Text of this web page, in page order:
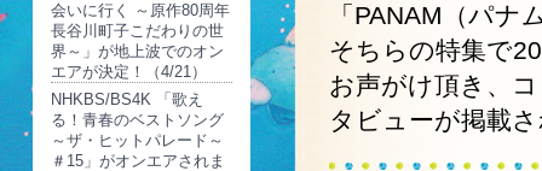
会いに行く ～原作80周年
長谷川町子こだわりの世
界～」が地上波でのオン
エアが決定！（4/21）
NHKBS/BS4K 「歌え
る！青春のベストソング
～ザ・ヒットパレード～
＃15」がオンエアされま
「PANAM（パ
そちらの特集で
お声がけ頂き、
タビューが掲載